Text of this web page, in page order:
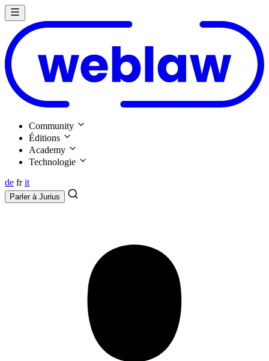
Community
Éditions
Academy
Technologie
de fr it
Parler à Jurius